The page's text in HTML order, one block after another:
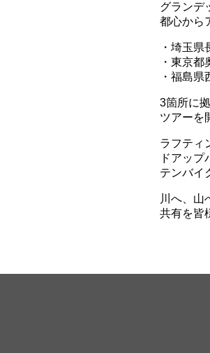
グランデ
都心から
・埼玉県
・東京都
・福島
3箇所に
ツアーを
ラフティ
ドアップ
テンバイ
川へ、
共有を皆